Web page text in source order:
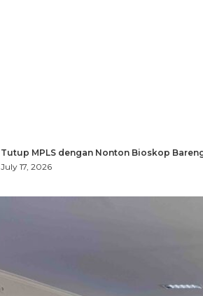
Tutup MPLS dengan Nonton Bioskop
July 17, 2026